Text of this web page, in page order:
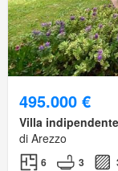
495.000 €
Villa indipendente
di Arezzo
6 3